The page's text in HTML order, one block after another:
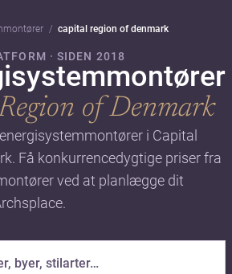
capital region of denmark
· SIDEN 2018
of Denmark
i Capital
Få konkurrencedygtige priser fra
ved at planlægge dit